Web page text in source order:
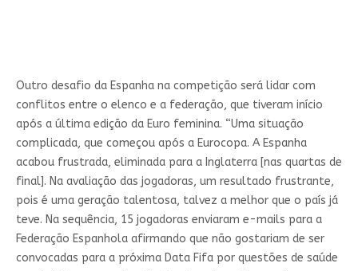
Outro desafio da Espanha na competição será lidar com
conflitos entre o elenco e a federação, que tiveram início
após a última edição da Euro feminina. “Uma situação
complicada, que começou após a Eurocopa. A Espanha
acabou frustrada, eliminada para a Inglaterra [nas quartas de
final]. Na avaliação das jogadoras, um resultado frustrante,
pois é uma geração talentosa, talvez a melhor que o país já
teve. Na sequência, 15 jogadoras enviaram e-mails para a
Federação Espanhola afirmando que não gostariam de ser
convocadas para a próxima Data Fifa por questões de saúde